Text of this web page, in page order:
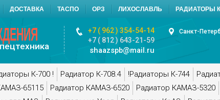
ДОСТАВКА ТАСПО ОРЗ ЛИХОСЛАВЛЬ РАДИАТОРЫ
+7 ( 962 ) 354-54-14
+7 ( 812 ) 643-21-59
shaazspb@mail.ru
Санкт-
К-700 ! Радиатор К-708.4 !Радиаторы К-744
65115 Радиатор КАМАЗ-6520 Радиатор КАМАЗ-5320